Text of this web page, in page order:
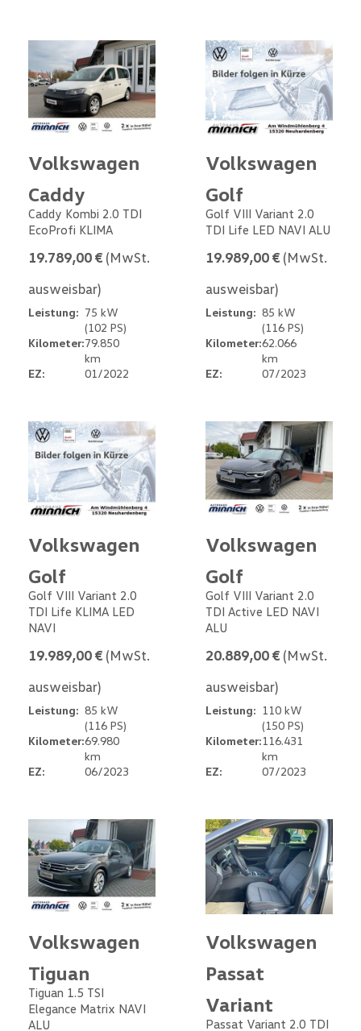
Volkswagen
Caddy
Caddy Kombi 2.0 TDI
EcoProfi KLIMA
19.789,00 € (MwSt.
ausweisbar)
Leistung: 75 kW
(102 PS)
Kilometer:79.850
km
EZ:
01/2022
Volkswagen
Golf
Golf VIII Variant 2.0
TDI Life LED NAVI ALU
19.989,00 € (MwSt.
ausweisbar)
Leistung: 85 kW
(116 PS)
Kilometer:62.066
km
EZ:
07/2023
Volkswagen
Golf
Golf VIII Variant 2.0
TDI Life KLIMA LED
NAVI
19.989,00 € (MwSt.
ausweisbar)
Leistung: 85 kW
(116 PS)
Kilometer:69.980
km
EZ:
06/2023
Volkswagen
Golf
Golf VIII Variant 2.0
TDI Active LED NAVI
ALU
20.889,00 € (MwSt.
ausweisbar)
Leistung: 110 kW
(150 PS)
Kilometer:116.431
km
EZ:
07/2023
Volkswagen
Tiguan
Tiguan 1.5 TSI
Elegance Matrix NAVI
ALU
Volkswagen
Passat
Variant
Passat Variant 2.0 TDI